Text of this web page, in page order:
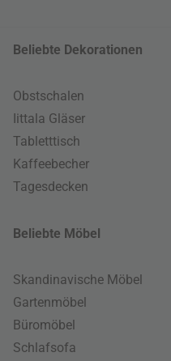
Beliebte Dekorationen
Obstschalen
Iittala Gläser
Tabletttisch
Kaffeebecher
Tagesdecken
Beliebte Möbel
Skandinavische Möbel
Gartenmöbel
Büromöbel
Schlafsofa